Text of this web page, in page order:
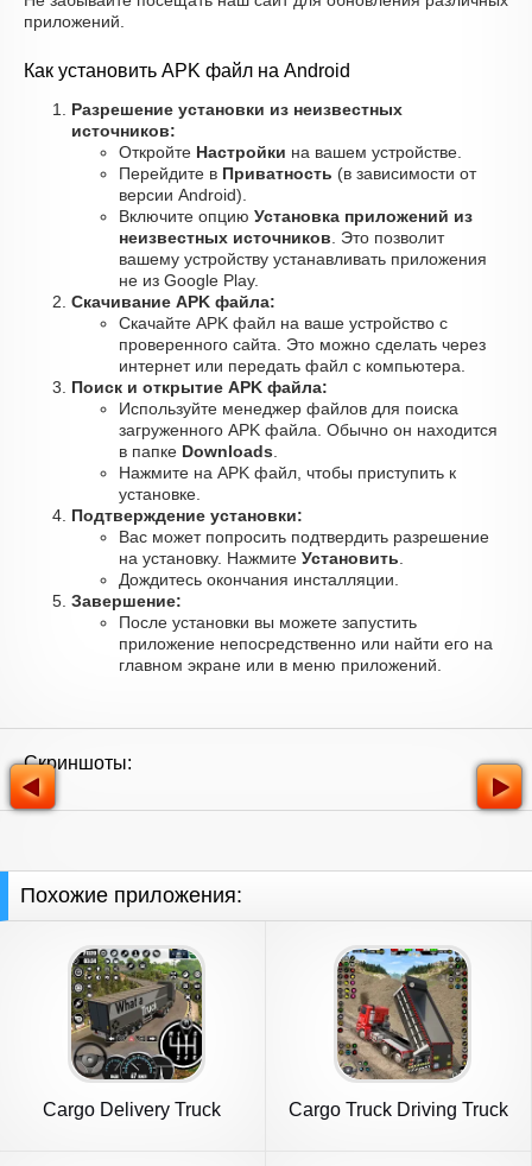
приложений.
Как установить APK файл на Android
Разрешение установки из неизвестных
источников:
Откройте Настройки на вашем устройстве.
Перейдите в Приватность (в зависимости от
версии Android).
Включите опцию Установка приложений из
неизвестных источников . Это позволит
вашему устройству устанавливать приложения
не из Google Play.
Скачивание APK файла:
Скачайте APK файл на ваше устройство с
проверенного сайта. Это можно сделать через
интернет или передать файл с компьютера.
Поиск и открытие APK файла:
Используйте менеджер файлов для поиска
загруженного APK файла. Обычно он находится
в папке Downloads
Нажмите на APK файл, чтобы приступить к
установке.
Подтверждение установки:
Вас может попросить подтвердить разрешение
на установку. Нажмите Установить
Дождитесь окончания инсталляции.
Завершение:
После установки вы можете запустить
приложение непосредственно или найти его на
главном экране или в меню приложений.
Скриншоты:
Похожие приложения:
Cargo Delivery Truck
Cargo Truck Driving Truck